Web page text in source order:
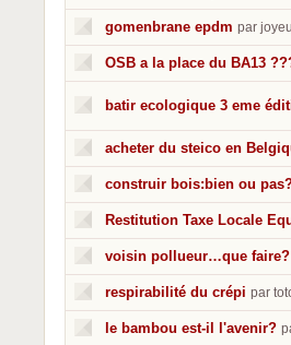
gomenbrane epdm par
OSB a la place du BA13
batir ecologique 3 eme
acheter du steico en
construir bois:bien ou
Restitution Taxe Locale
voisin pollueur…que faire?
respirabilité du crépi par
le bambou est-il l'avenir?